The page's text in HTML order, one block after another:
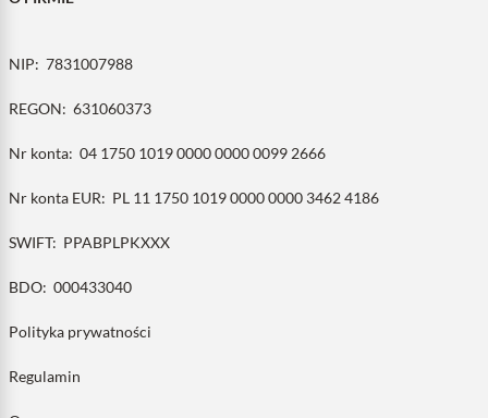
NIP: 7831007988
REGON: 631060373
Nr konta: 04 1750 1019 0000 0000 0099 2666
Nr konta EUR: PL 11 1750 1019 0000 0000 3462 4186
SWIFT: PPABPLPKXXX
BDO: 000433040
Polityka prywatności
Regulamin